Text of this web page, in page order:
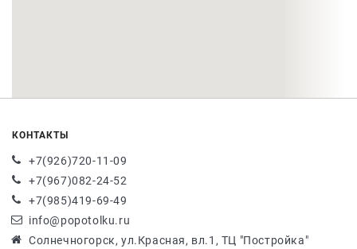
КОНТАКТЫ
+7(926)720-11-09
+7(967)082-24-52
+7(985)419-69-49
info@popotolku.ru
Солнечногорск, ул.Красная, вл.1, ТЦ "Постройка"